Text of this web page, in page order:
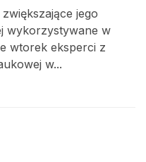
jego
wykorzystywane w
wtorek eksperci z
w...